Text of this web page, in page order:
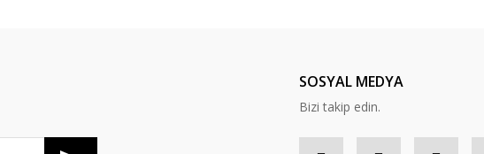
SOSYAL MEDYA
Bizi takip edin.